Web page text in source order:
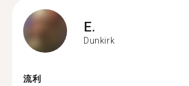
E.
Dunkirk
流利